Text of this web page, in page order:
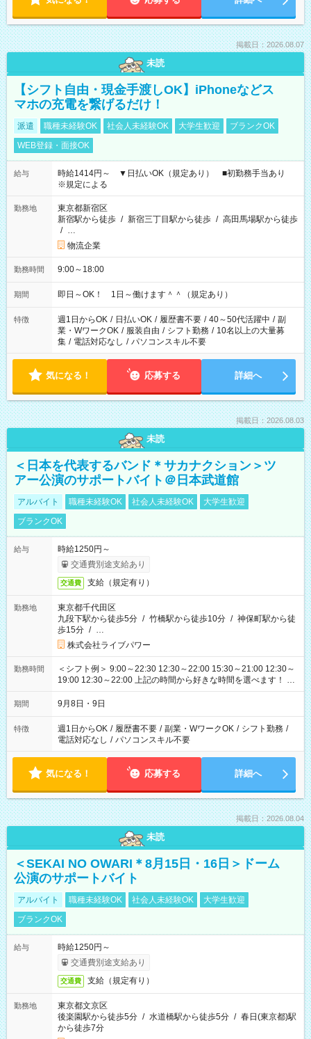
掲載日：2026.08.07
未読
【シフト自由・現金手渡しOK】iPhoneなどス
マホの充電を繋げるだけ！
派遣 職種未経験OK 社会人未経験OK 大学生歓迎
ブランクOK
WEB登録・面接OK
給与
時給1414円～ ▼日払いOK（規定あり） ■初勤務手当あり
※規定による
勤務地
東京都新宿区
新宿駅から徒歩 / 新宿三丁目駅から徒歩 / 高田馬場駅から徒歩
/ …
物流企業
勤務時間 9:00～18:00
期間 即日～OK！ 1日～働けます＾＾（規定あり）
特徴 週1日からOK / 日払いOK / 履歴書不要 / 40～50代活躍中 / 副
業・WワークOK / 服装自由 / シフト勤務 / 10名以上の大量募
集 / 電話対応なし / パソコンスキル不要
気になる！ 応募する 詳細へ
掲載日：2026.08.03
未読
＜日本を代表するバンド＊サカナクション＞ツ
アー公演のサポートバイト＠日本武道館
アルバイト 職種未経験OK 社会人未経験OK
大学生歓迎
ブランクOK
給与
時給1250円～
交通費別途支給あり
交通費 支給（規定有り）
勤務地
東京都千代田区
九段下駅から徒歩5分 / 竹橋駅から徒歩10分 / 神保町駅から徒
歩15分 / …
株式会社ライブパワー
勤務時間
＜シフト例＞ 9:00～22:30 12:30～22:00 15:30～21:00 12:30～
19:00 12:30～22:00 上記の時間から好きな時間を選べます！ ※
時間は変更となる可能性があります
期間 9月8日・9日
特徴 週1日からOK / 履歴書不要 / 副業・WワークOK / シフト勤務 /
電話対応なし / パソコンスキル不要
気になる！ 応募する 詳細へ
掲載日：2026.08.04
未読
＜SEKAI NO OWARI＊8月15日・16日＞ドーム
公演のサポートバイト
アルバイト 職種未経験OK 社会人未経験OK
大学生歓迎
ブランクOK
給与
時給1250円～
交通費別途支給あり
交通費 支給（規定有り）
勤務地
東京都文京区
後楽園駅から徒歩5分 / 水道橋駅から徒歩5分 / 春日(東京都)駅
から徒歩7分